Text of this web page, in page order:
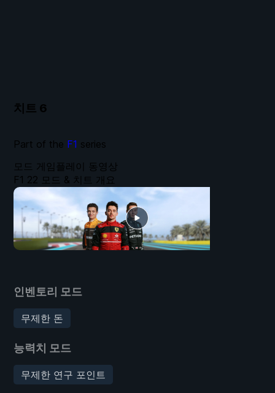
치트 6
인벤토리 모드
무제한 돈
능력치 모드
무제한 연구 포인트
모드 게임플레이 동영상
F1 22 모드 & 치트 개요
Part of the F1 series